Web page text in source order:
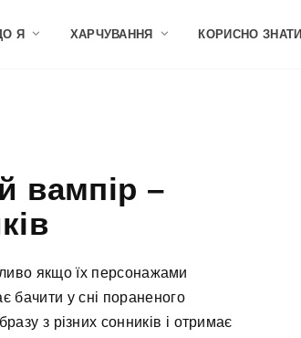
Я ХАРЧУВАННЯ КОРИСНО ЗНАТИ
вампір –
якщо їх персонажами
бачити у сні пораненого
з різних сонників і отримає